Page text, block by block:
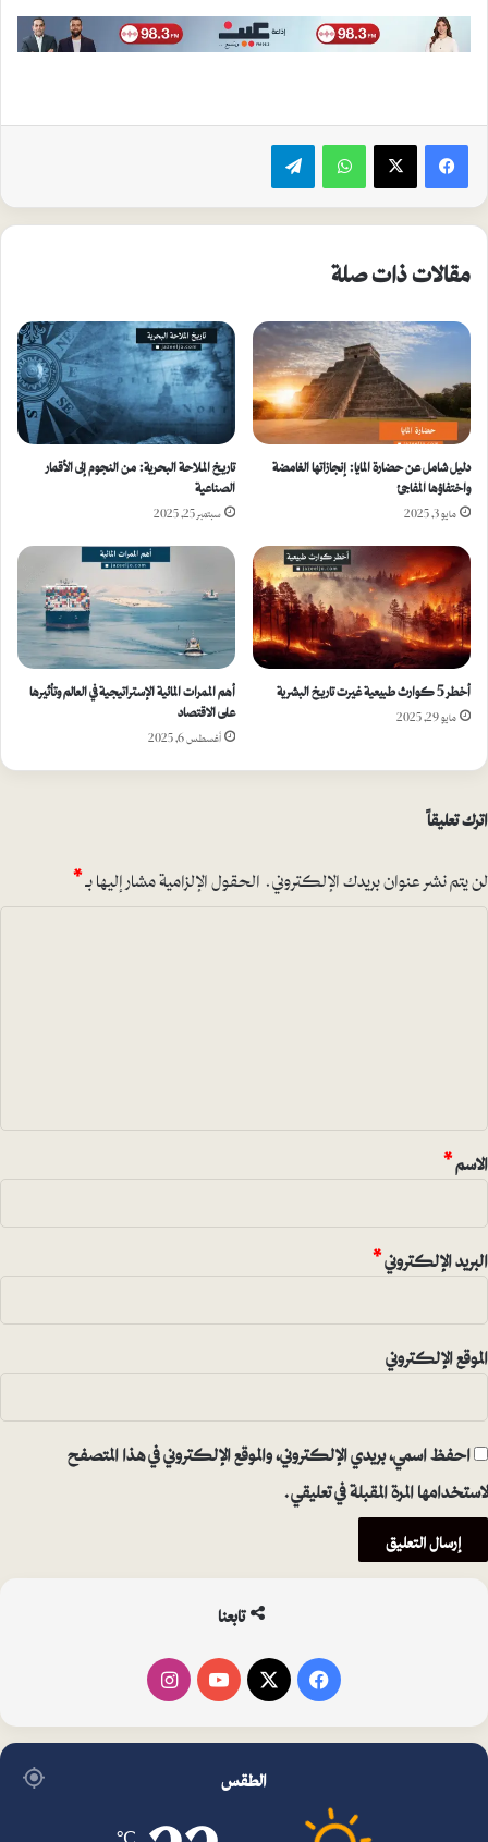
واتسابتيلقرام
مقالات ذات صلة
دليل شامل عن حضارة المايا: إنجازاتها الغامضة
واختفاؤها المفاجئ
مايو 3, 2025
تاريخ الملاحة البحرية: من النجوم إلى الأقمار
الصناعية
سبتمبر 25, 2025
أخطر 5 كوارث طبيعية غيرت تاريخ البشرية
مايو 29, 2025
أهم الممرات المائية الإستراتيجية في العالم وتأثيرها
على الاقتصاد
أغسطس 6, 2025
اترك تعليقاً
لن يتم نشر عنوان بريدك الإلكتروني.الحقول الإلزامية مشار إليها بـ*
ا
ق
*
الاسم*
البريد الإلكتروني*
الموقع الإلكتروني
احفظ اسمي، بريدي الإلكتروني، والموقع الإلكتروني في هذا المتصفح
لاستخدامها المرة المقبلة في تعليقي.
تابعنا
فيسبوك ‫X
‫YouTubeانستقرام
الطقس